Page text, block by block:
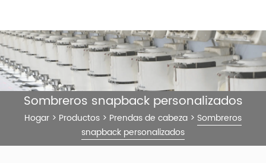
Sombreros snapback personalizados
Hogar > Productos > Prendas de cabeza > Sombreros
snapback personalizados